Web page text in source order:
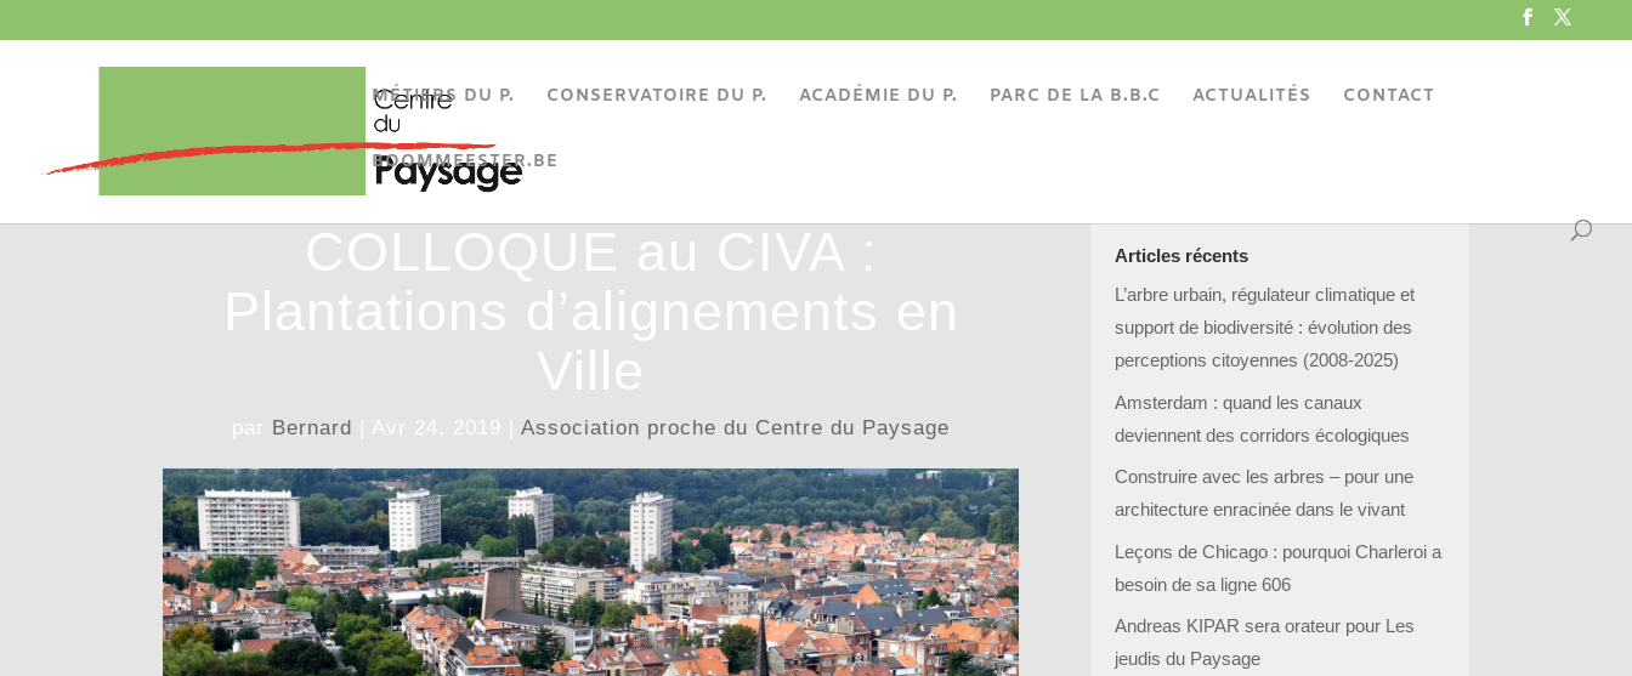
MÉTIERS DU P. CONSERVATOIRE DU P. ACADÉMIE DU P. PARC DE LA B.B.C ACTUALITÉS CONTACT
BOOMMEESTER.BE
COLLOQUE au CIVA :
Plantations d’alignements en
Ville
par Bernard | Avr 24, 2019 |Association proche du Centre du Paysage
Articles récents
L’arbre urbain, régulateur climatique et
support de biodiversité : évolution des
perceptions citoyennes (2008-2025)
Amsterdam : quand les canaux
deviennent des corridors écologiques
Construire avec les arbres – pour une
architecture enracinée dans le vivant
Leçons de Chicago : pourquoi Charleroi a
besoin de sa ligne 606
Andreas KIPAR sera orateur pour Les
jeudis du Paysage